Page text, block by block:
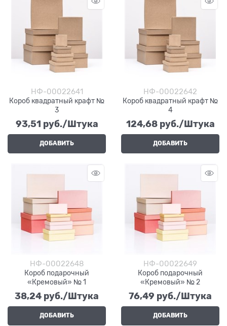
НФ-00022641
Короб квадратный крафт №
3
93,51 руб./Штука
ДОБАВИТЬ
НФ-00022642
Короб квадратный крафт №
4
124,68 руб./Штука
ДОБАВИТЬ
НФ-00022648
Короб подарочный
«Кремовый» № 1
38,24 руб./Штука
ДОБАВИТЬ
НФ-00022649
Короб подарочный
«Кремовый» № 2
76,49 руб./Штука
ДОБАВИТЬ